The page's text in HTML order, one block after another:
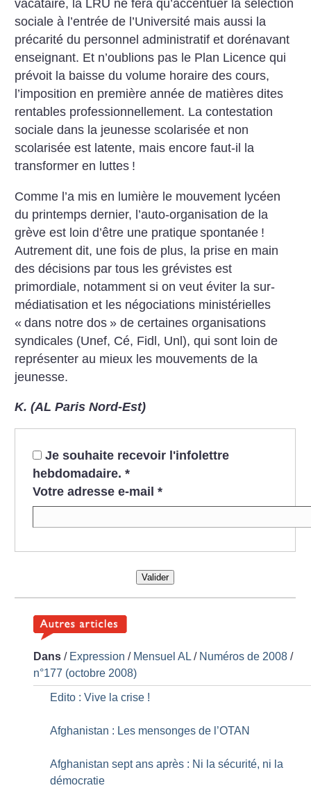
vacataire, la LRU ne fera qu’accentuer la sélection
sociale à l’entrée de l’Université mais aussi la
précarité du personnel administratif et dorénavant
enseignant. Et n’oublions pas le Plan Licence qui
prévoit la baisse du volume horaire des cours,
l’imposition en première année de matières dites
rentables professionnellement. La contestation
sociale dans la jeunesse scolarisée et non
scolarisée est latente, mais encore faut-il la
transformer en luttes !
Comme l’a mis en lumière le mouvement lycéen
du printemps dernier, l’auto-organisation de la
grève est loin d’être une pratique spontanée !
Autrement dit, une fois de plus, la prise en main
des décisions par tous les grévistes est
primordiale, notamment si on veut éviter la sur-
médiatisation et les négociations ministérielles
« dans notre dos » de certaines organisations
syndicales (Unef, Cé, Fidl, Unl), qui sont loin de
représenter au mieux les mouvements de la
jeunesse.
K. (AL Paris Nord-Est)
Je souhaite recevoir l'infolettre
hebdomadaire. *
Votre adresse e-mail *
Valider
Dans / Expression / Mensuel AL / Numéros de 2008 /
n°177 (octobre 2008)
Edito : Vive la crise !
Afghanistan : Les mensonges de l’OTAN
Afghanistan sept ans après : Ni la sécurité, ni la
démocratie